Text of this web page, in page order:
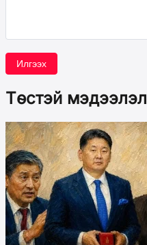
Илгээх
Төстэй мэдээлэл